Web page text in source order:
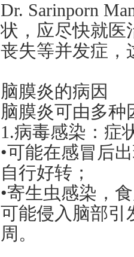
Dr. Sarinporn
状，应尽快就医
丧失等并发症，
脑膜炎的病因
脑膜炎可由多种
1.病毒感染：症
•可能在感冒后
自行好转；
•寄生虫感染，
可能侵入脑部引
周。